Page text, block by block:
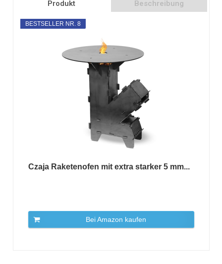
Produkt Beschreibung
BESTSELLER NR. 8
Czaja Raketenofen mit extra starker 5 mm...
Bei Amazon kaufen